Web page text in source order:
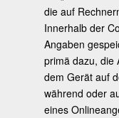
die auf
Innerhalb der
Angaben
primä dazu, die
dem Gerät auf
während oder
eines